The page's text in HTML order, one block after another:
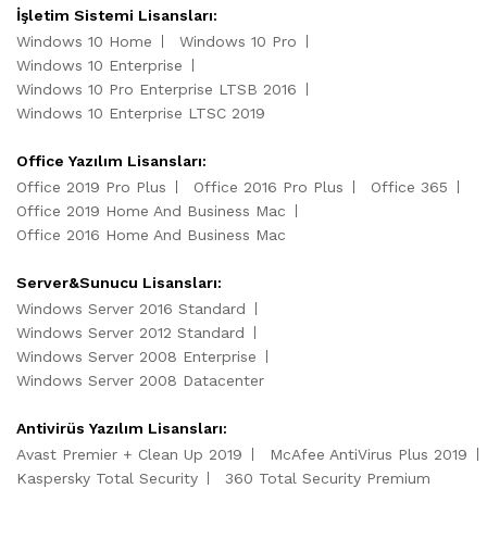
İşletim Sistemi Lisansları:
Windows 10 Home
Windows 10 Pro
Windows 10 Enterprise
Windows 10 Pro Enterprise LTSB 2016
Windows 10 Enterprise LTSC 2019
Office Yazılım Lisansları:
Office 2019 Pro Plus
Office 2016 Pro Plus
Office 365
Office 2019 Home And Business Mac
Office 2016 Home And Business Mac
Server&Sunucu Lisansları:
Windows Server 2016 Standard
Windows Server 2012 Standard
Windows Server 2008 Enterprise
Windows Server 2008 Datacenter
Antivirüs Yazılım Lisansları:
Avast Premier + Clean Up 2019
McAfee AntiVirus Plus 2019
Kaspersky Total Security
360 Total Security Premium